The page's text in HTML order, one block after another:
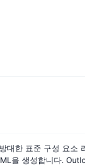
대한 표준 구성 요소
을 생성합니다.